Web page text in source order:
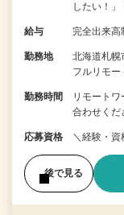
したい！
給与 完全出来高
勤務地
北海道札
フルリモー
勤務時間
リモート
合わせく
応募資格 ＼経験・資
後で見る